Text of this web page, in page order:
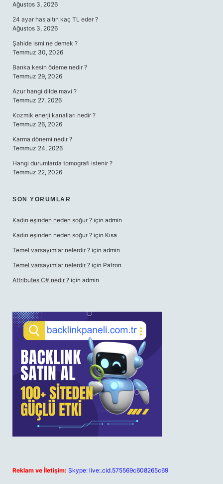
Ağustos 3, 2026
24 ayar has altın kaç TL eder ?
Ağustos 3, 2026
Şahide ismi ne demek ?
Temmuz 30, 2026
Banka kesin ödeme nedir ?
Temmuz 29, 2026
Azur hangi dilde mavi ?
Temmuz 27, 2026
Kozmik enerji kanalları nedir ?
Temmuz 26, 2026
Karma dönemi nedir ?
Temmuz 24, 2026
Hangi durumlarda tomografi istenir ?
Temmuz 22, 2026
SON YORUMLAR
Kadın eşinden neden soğur ? için admin
Kadın eşinden neden soğur ? için Kısa
Temel varsayımlar nelerdir ? için admin
Temel varsayımlar nelerdir ? için Patron
Attributes C# nedir ? için admin
Reklam ve İletişim: Skype: live:.cid.575569c608265c69